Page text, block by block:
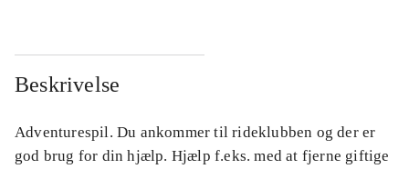
Beskrivelse
Adventurespil. Du ankommer til rideklubben og der er
god brug for din hjælp. Hjælp f.eks. med at fjerne giftige